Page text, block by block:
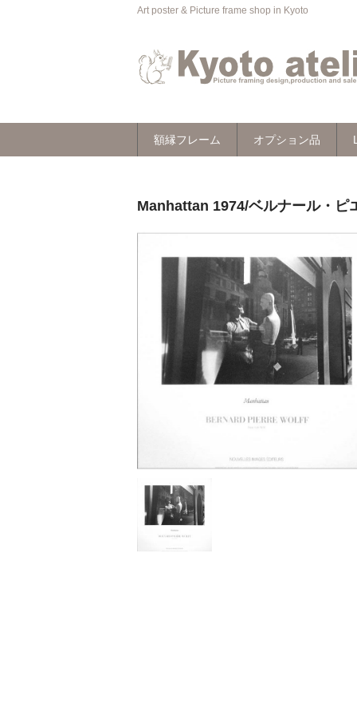
Art poster & Picture frame shop in Kyoto
額縁フレーム オプション品
Manhattan 1974/ベルナール・